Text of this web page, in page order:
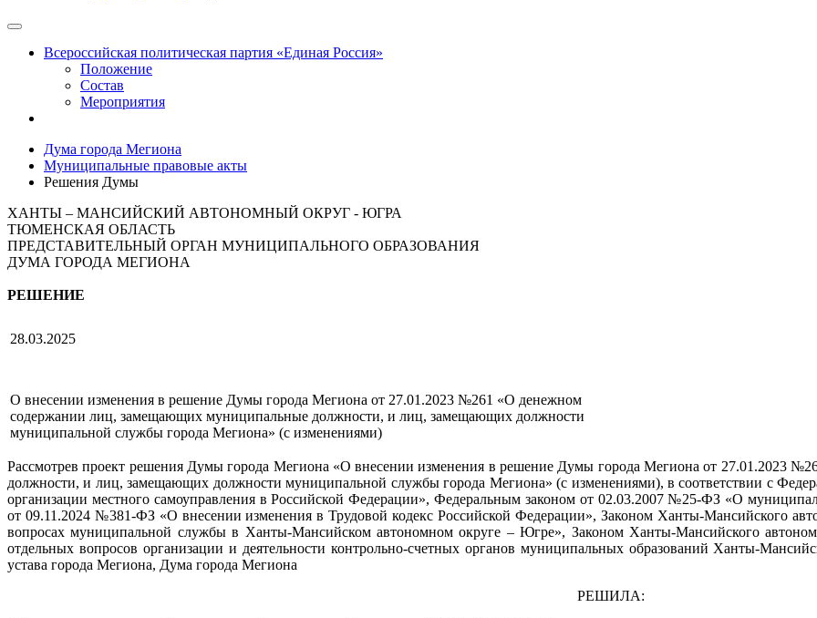
Всероссийская политическая партия «Единая Россия»
Положение
Состав
Мероприятия
Дума города Мегиона
Муниципальные правовые акты
Решения Думы
ХАНТЫ – МАНСИЙСКИЙ АВТОНОМНЫЙ ОКРУГ - ЮГРА
ТЮМЕНСКАЯ ОБЛАСТЬ
ПРЕДСТАВИТЕЛЬНЫЙ ОРГАН МУНИЦИПАЛЬНОГО ОБРАЗОВАНИЯ
ДУМА ГОРОДА МЕГИОНА
РЕШЕНИЕ
28.03.2025
О внесении изменения в решение Думы города Мегиона от 27.01.2023 №261 «О денежном
содержании лиц, замещающих муниципальные должности, и лиц, замещающих должности
муниципальной службы города Мегиона» (с изменениями)
Рассмотрев проект решения Думы города Мегиона «О внесении изменения в решение Думы города Мегиона от 27.01.2023
должности, и лиц, замещающих должности муниципальной службы города Мегиона» (с изменениями), в соответствии с
организации местного самоуправления в Российской Федерации», Федеральным законом от 02.03.2007 №25-ФЗ «О
от 09.11.2024 №381-ФЗ «О внесении изменения в Трудовой кодекс Российской Федерации», Законом Ханты-Мансийского
вопросах муниципальной службы в Ханты-Мансийском автономном округе – Югре», Законом Ханты-Мансийского
отдельных вопросов организации и деятельности контрольно-счетных органов муниципальных образований Ханты-
устава города Мегиона, Дума города Мегиона
РЕШИЛА: